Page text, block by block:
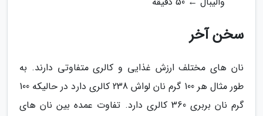
سخن آخر
نان های مختلف ارزش غذایی و کالری متفاوتی دارند. به
طور مثال هر 100 گرم نان لواش 238 کالری دارد در حالیکه 100
گرم نان بربری 360 کالری دارد. تفاوت عمده بین نان های